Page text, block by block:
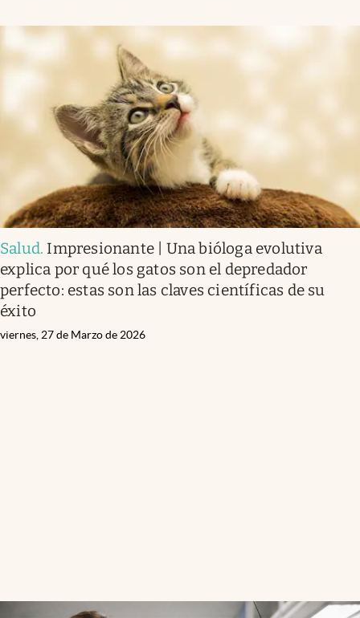
Salud. Impresionante | Una bióloga evolutiva
explica por qué los gatos son el depredador
perfecto: estas son las claves científicas de su
éxito
viernes, 27 de Marzo de 2026